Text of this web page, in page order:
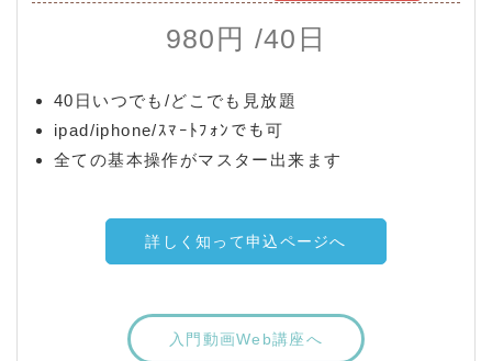
980円 /40日
40日いつでも/どこでも見放題
ipad/iphone/ｽﾏｰﾄﾌｫﾝでも可
全ての基本操作がマスター出来ます
詳しく知って申込ページへ
入門動画Web講座へ